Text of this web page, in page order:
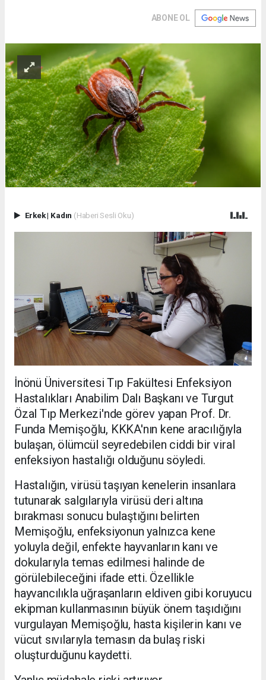
ABONE OL
Erkek| Kadın (Haberi Sesli Oku)
İnönü Üniversitesi Tıp Fakültesi Enfeksiyon
Hastalıkları Anabilim Dalı Başkanı ve Turgut
Özal Tıp Merkezi'nde görev yapan Prof. Dr.
Funda Memişoğlu, KKKA'nın kene aracılığıyla
bulaşan, ölümcül seyredebilen ciddi bir viral
enfeksiyon hastalığı olduğunu söyledi.
Hastalığın, virüsü taşıyan kenelerin insanlara
tutunarak salgılarıyla virüsü deri altına
bırakması sonucu bulaştığını belirten
Memişoğlu, enfeksiyonun yalnızca kene
yoluyla değil, enfekte hayvanların kanı ve
dokularıyla temas edilmesi halinde de
görülebileceğini ifade etti. Özellikle
hayvancılıkla uğraşanların eldiven gibi koruyucu
ekipman kullanmasının büyük önem taşıdığını
vurgulayan Memişoğlu, hasta kişilerin kanı ve
vücut sıvılarıyla temasın da bulaş riski
oluşturduğunu kaydetti.